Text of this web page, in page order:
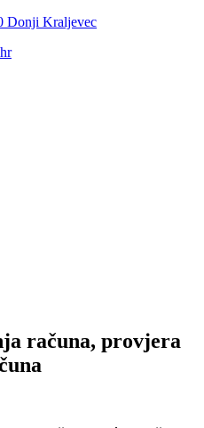
Donji Kraljevec
računa, provjera